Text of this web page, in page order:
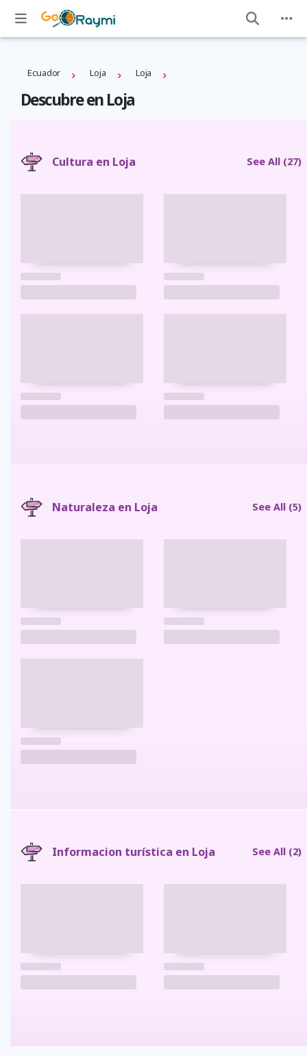
Ecuador Loja Loja
Descubre en Loja
Cultura en Loja See All (27)
Naturaleza en Loja See All (5)
Informacion turística en Loja See All (2)